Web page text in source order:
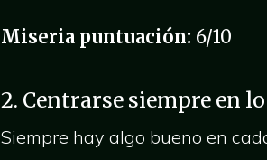
Miseria puntuación: 6/10
2. Centrarse siempre en
Siempre hay algo bueno en